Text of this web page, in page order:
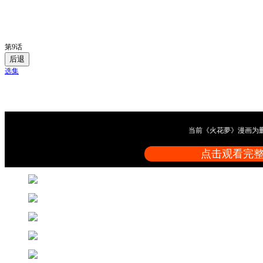
第9话
后退
选集
当前《火花夢》漫画为
点击观看完